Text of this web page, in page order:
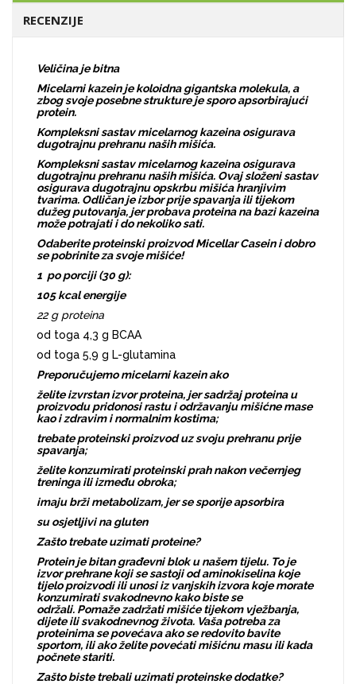
RECENZIJE
Veličina je bitna
Micelarni kazein je koloidna gigantska molekula, a
zbog svoje posebne strukture je sporo apsorbirajući
protein.
Kompleksni sastav micelarnog kazeina osigurava
dugotrajnu prehranu naših mišića.
Kompleksni sastav micelarnog kazeina osigurava
dugotrajnu prehranu naših mišića. Ovaj složeni sastav
osigurava dugotrajnu opskrbu mišića hranjivim
tvarima. Odličan je izbor prije spavanja ili tijekom
dužeg putovanja, jer probava proteina na bazi kazeina
može potrajati i do nekoliko sati.
Odaberite proteinski proizvod Micellar Casein i dobro
se pobrinite za svoje mišiće!
1 po porciji (30 g):
105 kcal energije
22 g proteina
od toga 4,3 g BCAA
od toga 5,9 g L-glutamina
Preporučujemo micelarni kazein ako
želite izvrstan izvor proteina, jer sadržaj proteina u
proizvodu pridonosi rastu i održavanju mišićne mase
kao i zdravim i normalnim kostima;
trebate proteinski proizvod uz svoju prehranu prije
spavanja;
želite konzumirati proteinski prah nakon večernjeg
treninga ili između obroka;
imaju brži metabolizam, jer se sporije apsorbira
su osjetljivi na gluten
Zašto trebate uzimati proteine?
Protein je bitan građevni blok u našem tijelu. To je
izvor prehrane koji se sastoji od aminokiselina koje
tijelo proizvodi ili unosi iz vanjskih izvora koje morate
konzumirati svakodnevno kako biste se
održali. Pomaže zadržati mišiće tijekom vježbanja,
dijete ili svakodnevnog života. Vaša potreba za
proteinima se povećava ako se redovito bavite
sportom, ili ako želite povećati mišićnu masu ili kada
počnete stariti.
Zašto biste trebali uzimati proteinske dodatke?